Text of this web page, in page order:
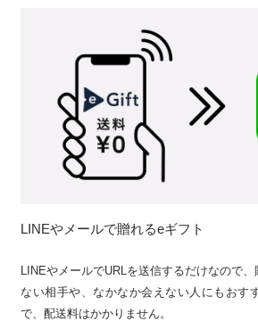
LINEやメールで贈れるeギフト
LINEやメールでURLを送信するだけなので
ない相手や、なかなか会えない人にもおす
で、配送料はかかりません。